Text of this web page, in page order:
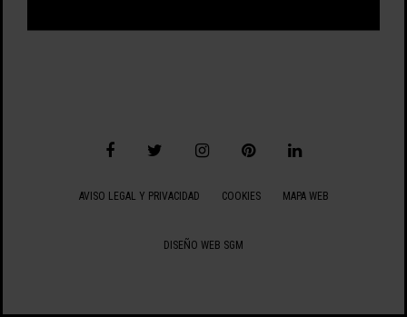
AVISO LEGAL Y PRIVACIDAD COOKIES MAPA WEB
DISEÑO WEB SGM